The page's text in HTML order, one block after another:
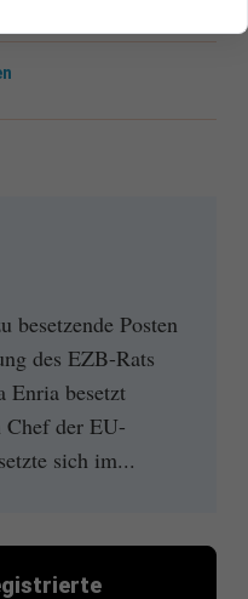
besetzende Posten
des EZB-Rats
besetzt
Chef der EU-
sich im...